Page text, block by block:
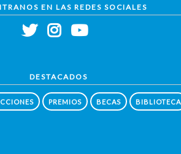
EN LAS REDES SOCIALES
DESTACADOS
PREMIOS BECAS BIBLIOTECA